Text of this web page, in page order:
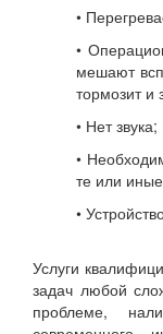
•
•
мешают
тормозит и
• Нет звука;
•
те или
•
Услуги
задач любой
проблеме,